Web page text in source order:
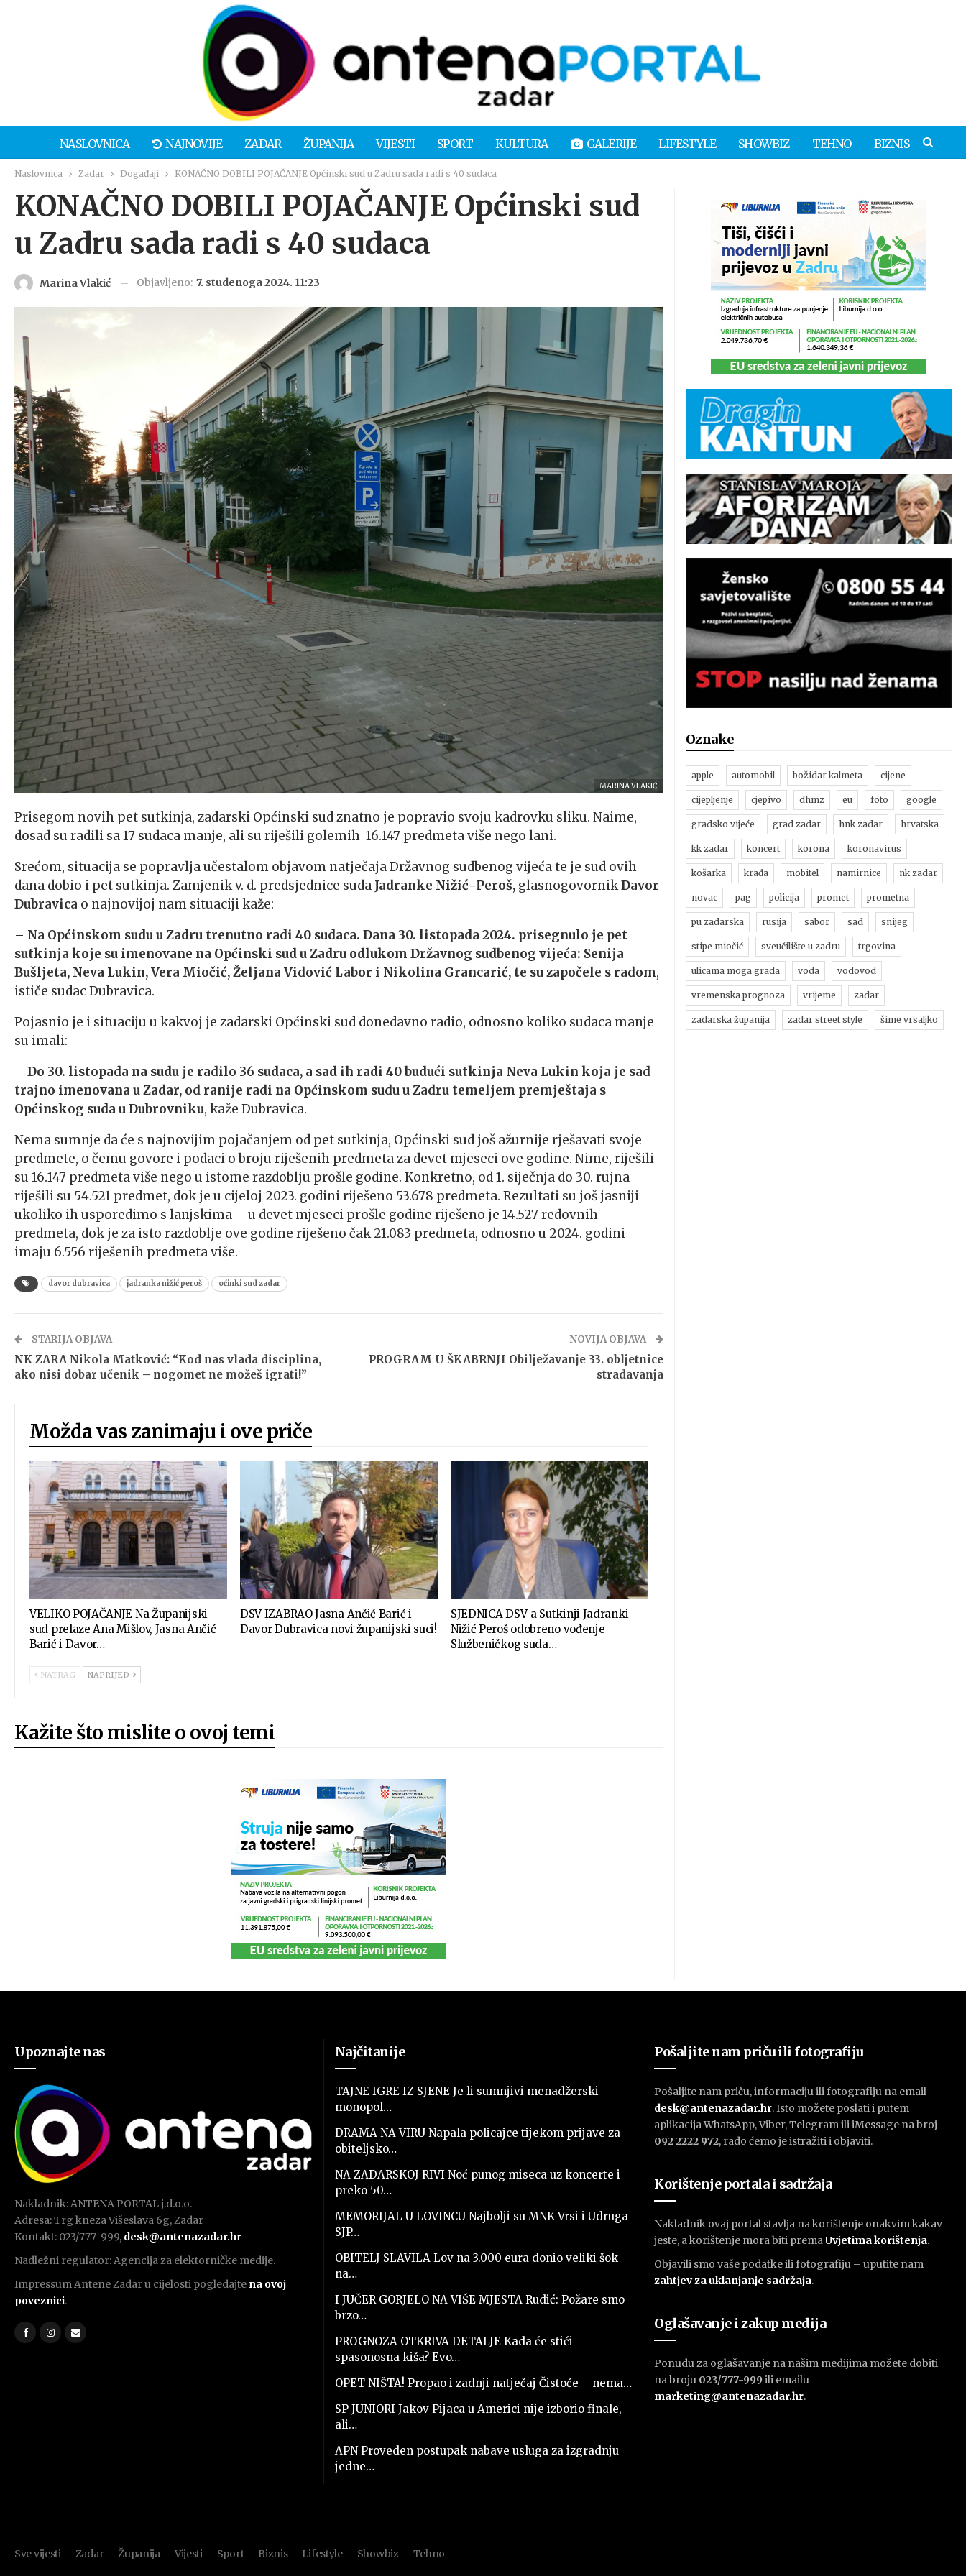
NASLOVNICA NAJNOVIJE ZADAR ŽUPANIJA VIJESTI SPORT KULTURA GALERIJE LIFESTYLE SHOWBIZ TEHNO BIZNIS
Naslovnica Zadar Događaji KONAČNO DOBILI POJAČANJE Općinski sud u Zadru sada radi s 40 sudaca
KONAČNO DOBILI POJAČANJE Općinski sud
u Zadru sada radi s 40 sudaca
Marina Vlakić Objavljeno: 7. studenoga 2024. 11:23
MARINA VLAKIĆ
Prisegom novih pet sutkinja, zadarski Općinski sud znatno je popravio svoju kadrovku sliku. Naime,
dosad su radili sa 17 sudaca manje, ali su riješili golemih 16.147 predmeta više nego lani.
Srećom, situacija se popravlja učestalom objavom natječaja Državnog sudbenog vijeća te je sud ovih
dana dobio i pet sutkinja. Zamjenik v. d. predsjednice suda Jadranke Nižić-Peroš, glasnogovornikDavor
Dubravica o najnovijoj nam situaciji kaže:
– Na Općinskom sudu u Zadru trenutno radi 40 sudaca. Dana 30. listopada 2024. prisegnulo je pet
sutkinja koje su imenovane na Općinski sud u Zadru odlukom Državnog sudbenog vijeća: Senija
Bušljeta, Neva Lukin, Vera Miočić, Željana Vidović Labor i Nikolina Grancarić, te su započele s radom,
ističe sudac Dubravica.
Pojasnio je i situaciju u kakvoj je zadarski Općinski sud donedavno radio, odnosno koliko sudaca manje
su imali:
– Do 30. listopada na sudu je radilo 36 sudaca, a sad ih radi 40 budući sutkinja Neva Lukin koja je sad
trajno imenovana u Zadar, od ranije radi na Općinskom sudu u Zadru temeljem premještaja s
Općinskog suda u Dubrovniku, kaže Dubravica.
Nema sumnje da će s najnovijim pojačanjem od pet sutkinja, Općinski sud još ažurnije rješavati svoje
predmete, o čemu govore i podaci o broju riješenih predmeta za devet mjeseci ove godine. Nime, riješili
su 16.147 predmeta više nego u istome razdoblju prošle godine. Konkretno, od 1. siječnja do 30. rujna
riješili su 54.521 predmet, dok je u cijeloj 2023. godini riješeno 53.678 predmeta. Rezultati su još jasniji
ukoliko ih usporedimo s lanjskima – u devet mjeseci prošle godine riješeno je 14.527 redovnih
predmeta, dok je za isto razdoblje ove godine riješeno čak 21.083 predmeta, odnosno u 2024. godini
imaju 6.556 riješenih predmeta više.
davor dubravica jadranka nižić peroš oćinki sud zadar
STARIJA OBJAVA
NK ZARA Nikola Matković: “Kod nas vlada disciplina,
ako nisi dobar učenik – nogomet ne možeš igrati!”
NOVIJA OBJAVA
PROGRAM U ŠKABRNJI Obilježavanje 33. obljetnice
stradavanja
Možda vas zanimaju i ove priče
VELIKO POJAČANJE Na Županijski
sud prelaze Ana Mišlov, Jasna Ančić
Barić i Davor…
DSV IZABRAO Jasna Ančić Barić i
Davor Dubravica novi županijski suci!
SJEDNICA DSV-a Sutkinji Jadranki
Nižić Peroš odobreno vođenje
Službeničkog suda…
NATRAG NAPRIJED
Kažite što mislite o ovoj temi
Oznake
apple automobil božidar kalmeta cijene
cijepljenje cjepivo dhmz eu foto google
gradsko vijeće grad zadar hnk zadar hrvatska
kk zadar koncert korona koronavirus
košarka krađa mobitel namirnice nk zadar
novac pag policija promet prometna
pu zadarska rusija sabor sad snijeg
stipe miočić sveučilište u zadru trgovina
ulicama moga grada voda vodovod
vremenska prognoza vrijeme zadar
zadarska županija zadar street style šime vrsaljko
Upoznajte nas
Nakladnik: ANTENA PORTAL j.d.o.o.
Adresa: Trg kneza Višeslava 6g, Zadar
Kontakt: 023/777-999, desk@antenazadar.hr
Nadležni regulator: Agencija za elektorničke medije.
Impressum Antene Zadar u cijelosti pogledajte na ovoj
poveznici.
Najčitanije
TAJNE IGRE IZ SJENE Je li sumnjivi menadžerski
monopol…
DRAMA NA VIRU Napala policajce tijekom prijave za
obiteljsko…
NA ZADARSKOJ RIVI Noć punog miseca uz koncerte i
preko 50…
MEMORIJAL U LOVINCU Najbolji su MNK Vrsi i Udruga
SJP…
OBITELJ SLAVILA Lov na 3.000 eura donio veliki šok
na…
I JUČER GORJELO NA VIŠE MJESTA Rudić: Požare smo
brzo…
PROGNOZA OTKRIVA DETALJE Kada će stići
spasonosna kiša? Evo…
OPET NIŠTA! Propao i zadnji natječaj Čistoće – nema…
SP JUNIORI Jakov Pijaca u Americi nije izborio finale,
ali…
APN Proveden postupak nabave usluga za izgradnju
jedne…
Pošaljite nam priču ili fotografiju
Pošaljite nam priču, informaciju ili fotografiju na email
desk@antenazadar.hr. Isto možete poslati i putem
aplikacija WhatsApp, Viber, Telegram ili iMessage na broj
092 2222 972, rado ćemo je istražiti i objaviti.
Korištenje portala i sadržaja
Nakladnik ovaj portal stavlja na korištenje onakvim kakav
jeste, a korištenje mora biti premaUvjetima korištenja.
Objavili smo vaše podatke ili fotografiju – uputite nam
zahtjev za uklanjanje sadržaja.
Oglašavanje i zakup medija
Ponudu za oglašavanje na našim medijima možete dobiti
na broju 023/777-999 ili emailu
marketing@antenazadar.hr.
Sve vijesti Zadar Županija Vijesti Sport Biznis Lifestyle Showbiz Tehno